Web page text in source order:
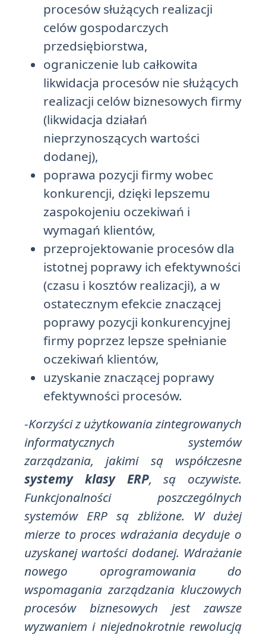
procesów służących realizacji
celów gospodarczych
przedsiębiorstwa,
ograniczenie lub całkowita
likwidacja procesów nie służących
realizacji celów biznesowych firmy
(likwidacja działań
nieprzynoszących wartości
dodanej),
poprawa pozycji firmy wobec
konkurencji, dzięki lepszemu
zaspokojeniu oczekiwań i
wymagań klientów,
przeprojektowanie procesów dla
istotnej poprawy ich efektywności
(czasu i kosztów realizacji), a w
ostatecznym efekcie znaczącej
poprawy pozycji konkurencyjnej
firmy poprzez lepsze spełnianie
oczekiwań klientów,
uzyskanie znaczącej poprawy
efektywności procesów.
-Korzyści z użytkowania zintegrowanych
informatycznych systemów
zarządzania, jakimi są współczesne
systemy klasy ERP, są oczywiste.
Funkcjonalności poszczególnych
systemów ERP są zbliżone. W dużej
mierze to proces wdrażania decyduje o
uzyskanej wartości dodanej. Wdrażanie
nowego oprogramowania do
wspomagania zarządzania kluczowych
procesów biznesowych jest zawsze
wyzwaniem i niejednokrotnie rewolucją